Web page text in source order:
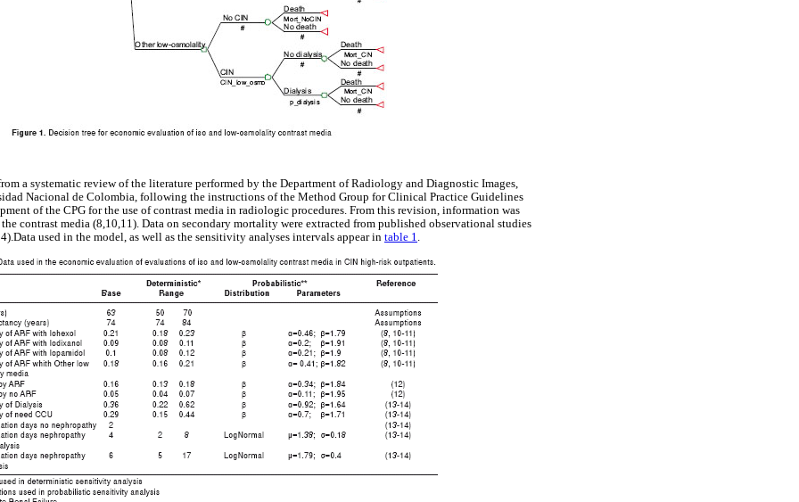
a systematic review of the literature performed by the Department of Radiology and Diagnostic Images,
Nacional de Colombia, following the instructions of the Method Group for Clinical Practice Guidelines
of the CPG for the use of contrast media in radiologic procedures. From this revision, information was
contrast media (8,10,11). Data on secondary mortality were extracted from published observational studies
used in the model, as well as the sensitivity analyses intervals appear in table 1